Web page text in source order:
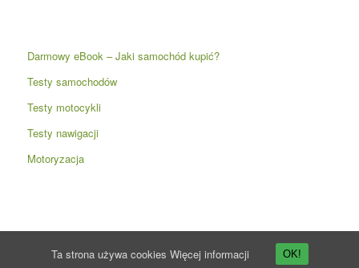
Darmowy eBook – Jaki samochód kupić?
Testy samochodów
Testy motocykli
Testy nawigacji
Motoryzacja
© Copyright -Przyspieszenie.pl
Ta strona używa cookies Więcej informacji OK!